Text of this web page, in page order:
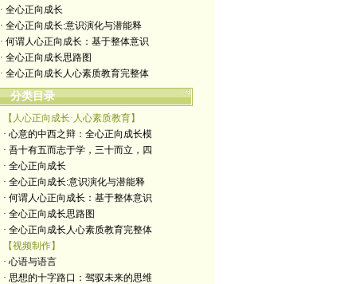
· 全心正向成长
· 全心正向成长:意识演化与潜能释
· 何谓人心正向成长：基于整体意识
· 全心正向成长思路图
· 全心正向成长人心素质教育完整体
分类目录
【人心正向成长·人心素质教育】
· 心意的中西之辩：全心正向成长模
· 吾十有五而志于学，三十而立，四
· 全心正向成长
· 全心正向成长:意识演化与潜能释
· 何谓人心正向成长：基于整体意识
· 全心正向成长思路图
· 全心正向成长人心素质教育完整体
【视频制作】
· 心语与语言
· 思想的十字路口：驾驭未来的思维